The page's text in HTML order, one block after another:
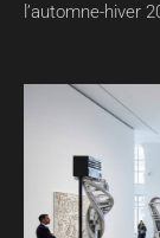
l’automne-hiver